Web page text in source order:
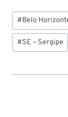
Tags
do
Post:
#Belo
#SE – Sergipe